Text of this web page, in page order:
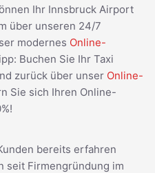
Ihr Innsbruck Airport
über unseren 24/7
modernes Online-
Buchen Sie Ihr Taxi
zurück über unser Online-
Sie sich Ihren Online-
bereits erfahren
seit Firmengründung im